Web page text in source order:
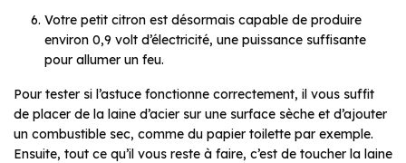
Votre petit citron est désormais capable de produire
environ 0,9 volt d’électricité, une puissance suffisante
pour allumer un feu.
Pour tester si l’astuce fonctionne correctement, il vous suffit
de placer de la laine d’acier sur une surface sèche et d’ajouter
un combustible sec, comme du papier toilette par exemple.
Ensuite, tout ce qu’il vous reste à faire, c’est de toucher la laine